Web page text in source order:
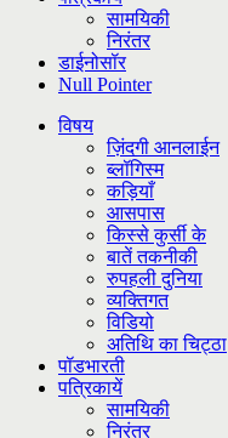
सामयिकी
निरंतर
डाईनोसॉर
Null Pointer
विषय
ज़िंदगी आनलाईन
ब्लॉगिस्म
कड़ियाँ
आसपास
किस्से कुर्सी के
बातें तकनीकी
रुपहली दुनिया
व्यक्तिगत
विडियो
अतिथि का चिट्ठा
पॉडभारती
पत्रिकायें
सामयिकी
निरंतर